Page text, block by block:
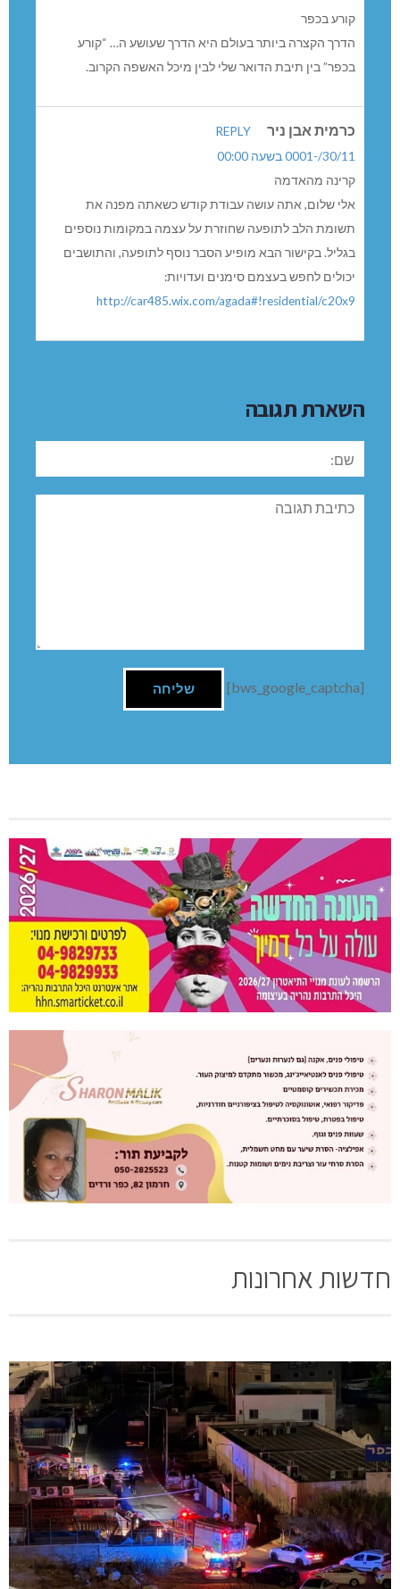
קורע בכפר
הדרך הקצרה ביותר בעולם היא הדרך שעושע ה… “קורע
בכפר” בין תיבת הדואר שלי לבין מיכל האשפה הקרוב.
כרמית אבן ניר
REPLY
30/11/-0001 בשעה 00:00
קרינה מהאדמה
אלי שלום, אתה עושה עבודת קודש כשאתה מפנה את
תשומת הלב לתופעה שחוזרת על עצמה במקומות נוספים
בגליל. בקישור הבא מופיע הסבר נוסף לתופעה, והתושבים
יכולים לחפש בעצמם סימנים ועדויות:
http://car485.wix.com/agada#!residential/c20x9
השארת תגובה
תגובה
[bws_google_captcha]
חדשות אחרונות